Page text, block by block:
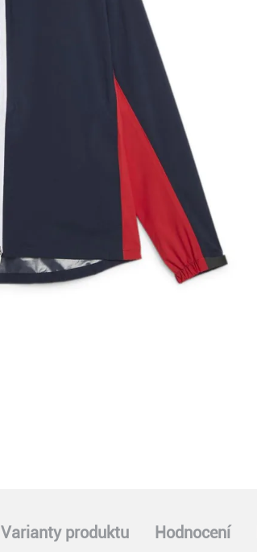
Varianty produktu Hodnocení